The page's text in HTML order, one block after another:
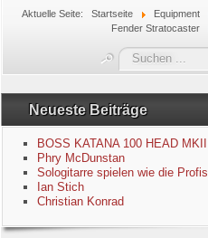
Equipment
GuitarBlog
Kontakt
Impressum
Aktuelle Seite: Startseite Equipment
Fender Stratocaster
Suchen
...
Neueste Beiträge
BOSS KATANA 100 HEAD MKII
Phry McDunstan
Sologitarre spielen wie die Profis
Ian Stich
Christian Konrad